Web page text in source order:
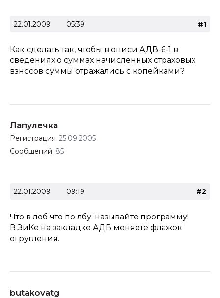
22.01.2009 05:39 #1
Как сделать так, чтобы в описи АДВ-6-1 в
сведениях о суммах начисленных страховых
взносов суммы отражались с копейками?
Лапулечка
Регистрация: 25.09.2005
Сообщений: 85
22.01.2009 09:19 #2
Что в лоб что по лбу: называйте программу!
В ЗиКе на закладке АДВ меняете флажок
огругления.
butakovatg